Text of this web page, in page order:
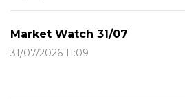
Market Watch 31/07
31/07/2026 11:09